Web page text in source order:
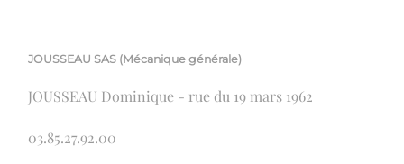
JOUSSEAU SAS (Mécanique générale)
JOUSSEAU Dominique - rue du 19 mars 1962
03.85.27.92.00